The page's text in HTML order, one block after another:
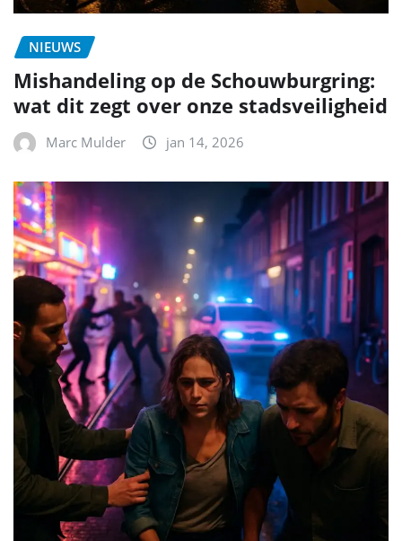
NIEUWS
Mishandeling op de Schouwburgring:
wat dit zegt over onze stadsveiligheid
Marc Mulder jan 14, 2026